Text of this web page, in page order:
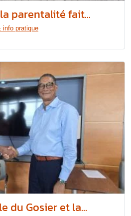
parentalité fait...
info pratique
du Gosier et la...